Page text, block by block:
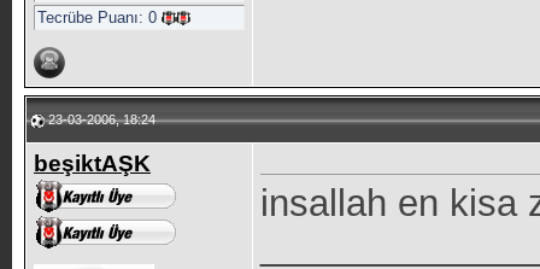
Tecrübe Puanı: 0
23-03-2006, 18:24
beşiktAŞK
insallah en kisa